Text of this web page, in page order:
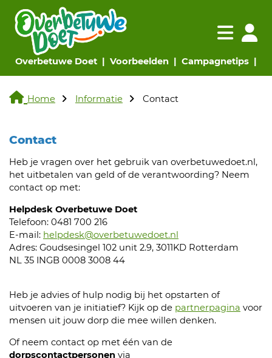
Overbetuwe Doet(huidige pagina)
Voorbeelden(huidige pagina)
Campagnetips
Navigatie
Home Informatie Contact
Contact
Heb je vragen over het gebruik van overbetuwedoet.nl,
het uitbetalen van geld of de verantwoording? Neem
contact op met:
Helpdesk Overbetuwe Doet
Telefoon: 0481 700 216
E-mail: helpdesk@overbetuwedoet.nl
Adres: Goudsesingel 102 unit 2.9, 3011KD Rotterdam
NL 35 INGB 0008 3008 44
Heb je advies of hulp nodig bij het opstarten of
uitvoeren van je initiatief? Kijk op de partnerpagina voor
mensen uit jouw dorp die mee willen denken.
Of neem contact op met één van de
dorpscontactpersonen via